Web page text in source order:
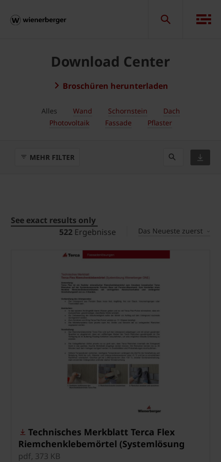
Download Center
Broschüren herunterladen
Alles Wand Schornstein
Dach
Photovoltaik
Fassade Pflaster
MEHR FILTER
See exact results only
522 Ergebnisse Das Neueste zuerst
Technisches Merkblatt Terca Flex
Riemchenklebemörtel (Systemlösung
Wienerberger ONE)
pdf, 373 KB